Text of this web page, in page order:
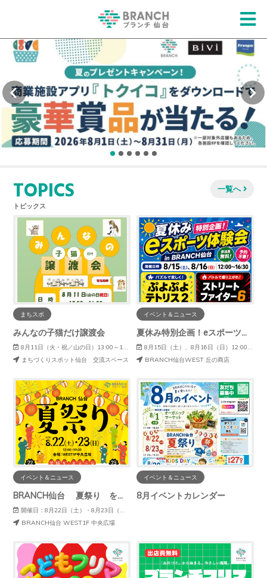
TOPICS
トピックス
一覧へ
まちスポ
みんなの子猫だけ譲渡会
8月11日（火・祝／山の日）13:00～16:00
まちづくりスポット仙台 交流スペース
イベント＆ニュース
夏休み特別企画！eスポーツ体験会 in ブランチ仙台
8月15日（土）、8月16日（日）12:00～16:30
BRANCH仙台WEST 丘の商店
イベント＆ニュース
BRANCH仙台 夏祭り を開催いたします！！
開催日：8月22日（土）・8月23日（日）開催時間：12：00～19：00
BRANCH仙台 WEST1F 中央広場
イベント＆ニュース
8月イベントカレンダー